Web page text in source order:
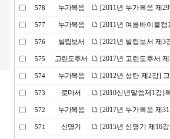
578 누가복음 [2011년 누가복음 제
577 누가복음 [2011년 여름바이블
576 빌립보서 [2021년 빌립보서 제3
575 고린도후서 [2017년 고린도후서
574 누가복음 [2012년 성탄 제2강]
573 로마서 [2010신년말씀제1강]
572 누가복음 [2017년 누가복음 제
571 신명기 [2015년 신명기 제16